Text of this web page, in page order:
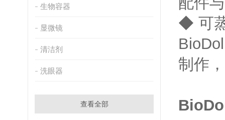
生物容器
显微镜
清洁剂
洗眼器
查看全部
◆ 可
制作